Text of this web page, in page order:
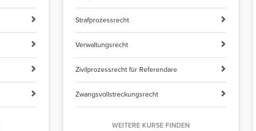
Strafprozessrecht
Verwaltungsrecht
Zivilprozessrecht für Referendare
Zwangsvollstreckungsrecht
WEITERE KURSE FINDEN